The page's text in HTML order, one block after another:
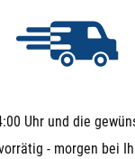
Uhr und die
- morgen bei